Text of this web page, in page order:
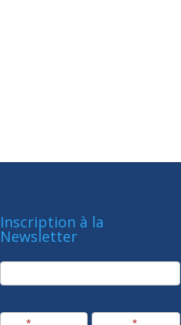
Inscription à la
Newsletter
newsletter